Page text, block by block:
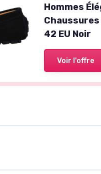
Hommes
42 EU Noir
Voir l'offre